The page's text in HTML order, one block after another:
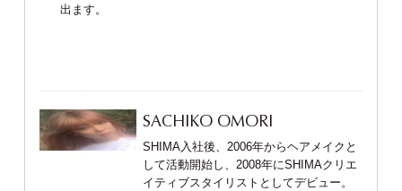
出ます。
SACHIKO OMORI
SHIMA入社後、2006年からヘアメイクと
して活動開始し、2008年にSHIMAクリエ
イティブスタイリストとしてデビュー。